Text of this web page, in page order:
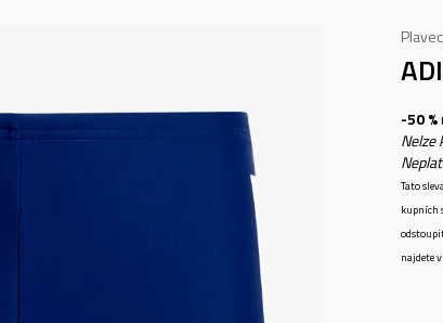
-50 %
Nelze
Tato
kupních
najdete